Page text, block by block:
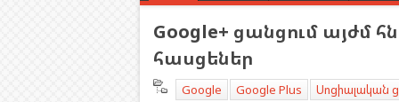
Google+ ցանցում այժմ
հասցեներ
Google Google Plus Սոցիալական